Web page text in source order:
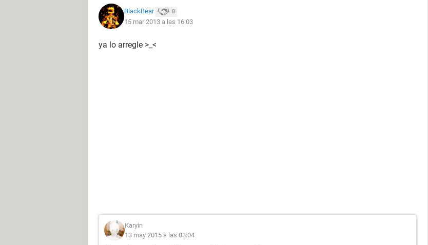
BlackBear 8
15 mar 2013 a las 16:03
ya lo arregle >_<
Karyin
13 may 2015 a las 03:04